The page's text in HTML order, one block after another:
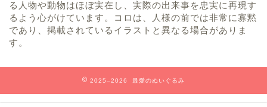
る人物や動物はほぼ実在し、実際の出来事を忠実に再現す
るよう心がけています。コロは、人様の前では非常に寡黙
であり、掲載されているイラストと異なる場合がありま
す。
2025–2026 最愛のぬいぐるみ